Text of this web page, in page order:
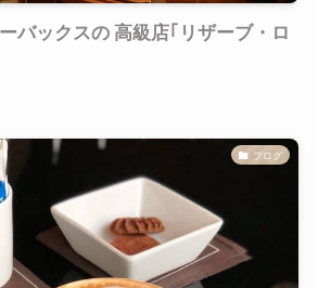
バックスの 高級店｢リザーブ・ロ
ブログ